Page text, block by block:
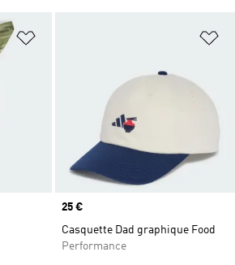
Ajouter à la Liste de produits
Prix
25 €
Casquette Dad graphique Food
Performance